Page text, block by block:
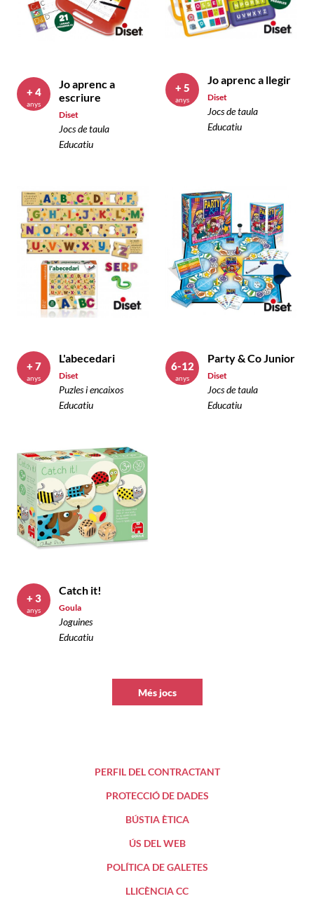
Jo aprenc a
escriure
Diset
Jocs de taula
Educatiu
+ 4
anys
Jo aprenc a llegir
Diset
Jocs de taula
Educatiu
+ 5
anys
L'abecedari
Diset
Puzles i encaixos
Educatiu
+ 7
anys
Party & Co Junior
Diset
Jocs de taula
Educatiu
6-12
anys
Catch it!
Goula
Joguines
Educatiu
+ 3
anys
Més jocs
PERFIL DEL CONTRACTANT
PROTECCIÓ DE DADES
BÚSTIA ÈTICA
ÚS DEL WEB
POLÍTICA DE GALETES
LLICÈNCIA CC